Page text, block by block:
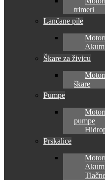
trimeri
Lančane pile
Škare za živicu
škare
Pumpe
pumpe
Prskalice